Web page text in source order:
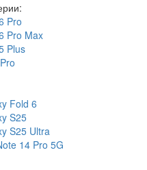
Pro
Pro Max
Plus
Fold 6
S25
S25 Ultra
14 Pro 5G